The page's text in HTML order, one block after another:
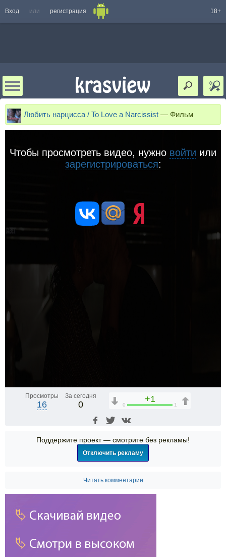
Вход или регистрация 18+
Любить нарцисса / To Love a Narcissist — Фильм
Чтобы просмотреть видео, нужно войти или
зарегистрироваться:
Просмотры
16
За сегодня
0
+1
0 1
Поддержите проект — смотрите без рекламы!
Отключить рекламу
Читать комментарии